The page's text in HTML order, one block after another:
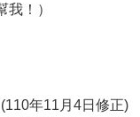
！）
年11月4日修正)